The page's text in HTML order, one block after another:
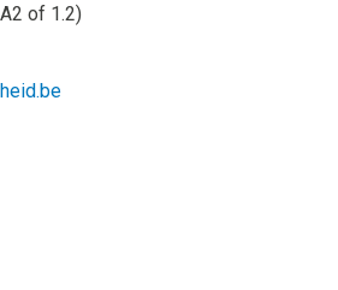
of 1.2)